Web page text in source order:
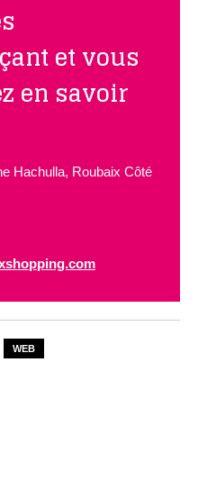
et vous
en savoir
Hachulla, Roubaix Côté
WEB